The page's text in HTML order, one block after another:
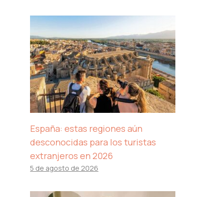
España: estas regiones aún
desconocidas para los turistas
extranjeros en 2026
5 de agosto de 2026